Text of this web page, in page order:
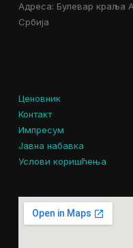
Адреса: Булевар краља
Србија
Ценовник
Контакт
Импресум
Јавна набавка
Услови коришћења